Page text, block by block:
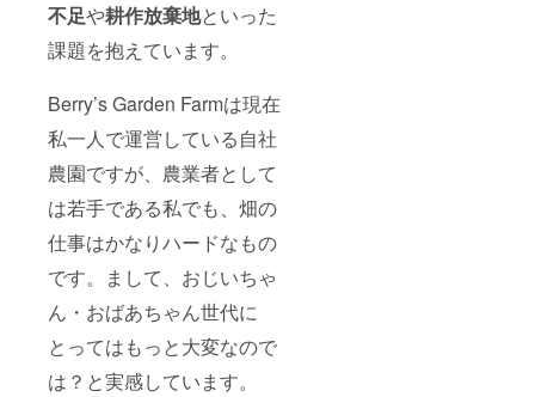
不足や耕作放棄地といった
課題を抱えています。
Berry’s Garden Farmは現在
私一人で運営している自社
農園ですが、農業者として
は若手である私でも、畑の
仕事はかなりハードなもの
です。まして、おじいちゃ
ん・おばあちゃん世代に
とってはもっと大変なので
は？と実感しています。